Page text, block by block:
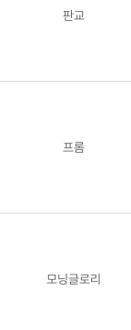
판교
프롬
모닝글로리